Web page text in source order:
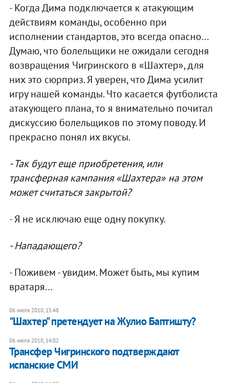
- Когда Дима подключается к атакующим
действиям команды, особенно при
исполнении стандартов, это всегда опасно…
Думаю, что болельщики не ожидали сегодня
возвращения Чигринского в «Шахтер», для
них это сюрприз. Я уверен, что Дима усилит
игру нашей команды. Что касается футболиста
атакующего плана, то я внимательно почитал
дискуссию болельщиков по этому поводу. И
прекрасно понял их вкусы.
- Так будут еще приобретения, или
трансферная кампания «Шахтера» на этом
может считаться закрытой?
- Я не исключаю еще одну покупку.
- Нападающего?
- Поживем - увидим. Может быть, мы купим
вратаря…
06 июля 2010, 15:48
"Шахтер" претендует на Жулио Баптишту?
06 июля 2010, 14:02
Трансфер Чигринского подтверждают
испанские СМИ